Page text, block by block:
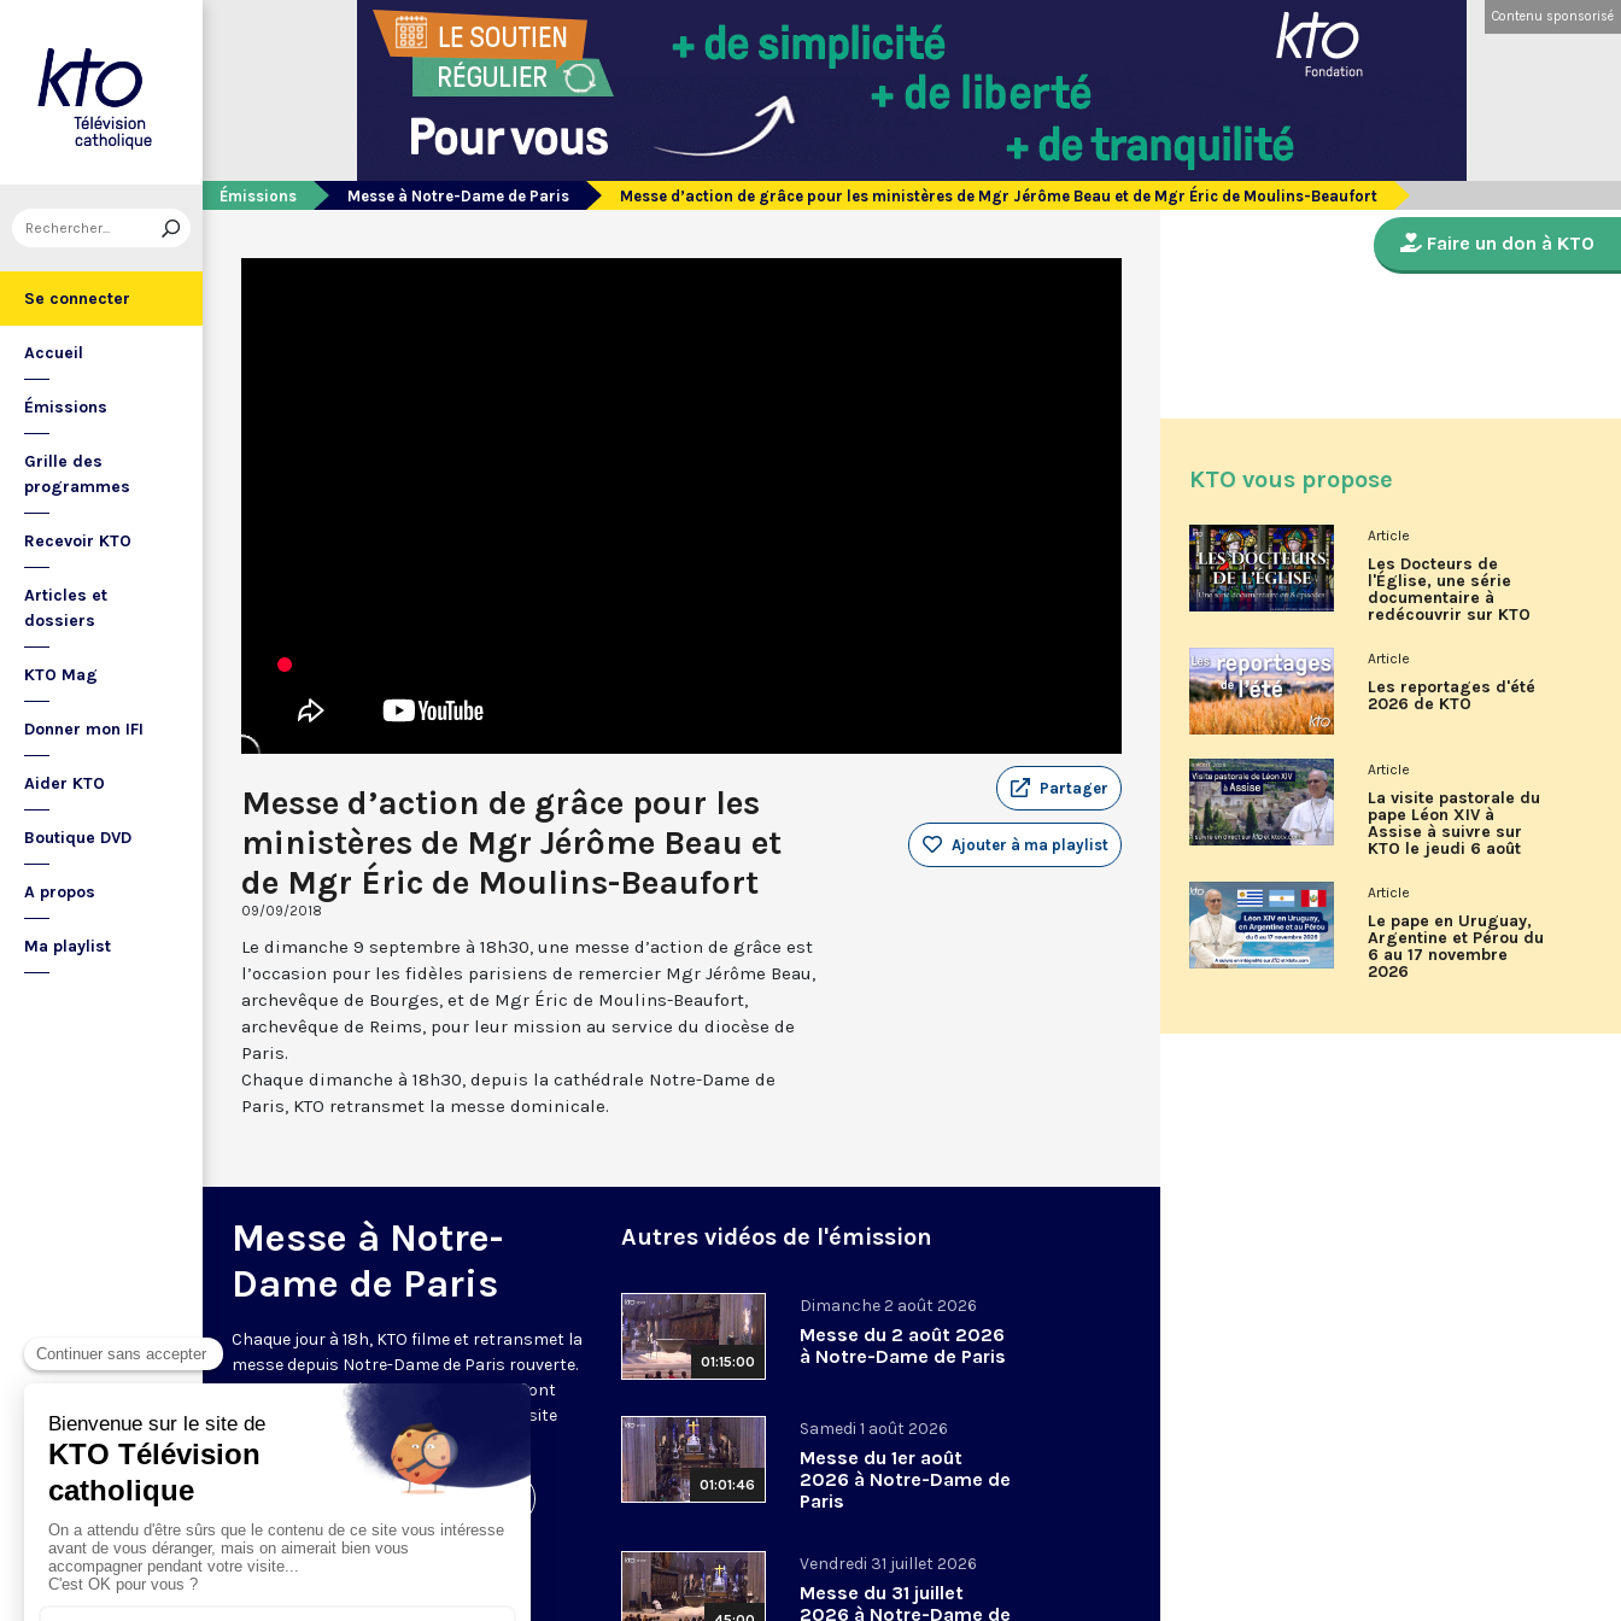
Se connecter
Accueil
Émissions
Grille des
programmes
Recevoir KTO
Articles et
dossiers
KTO Mag
Donner mon IFI
Aider KTO
Boutique DVD
A propos
Ma playlist
Contenu sponsorisé
Émissions Messe à Notre-Dame de Paris Messe d’action de grâce pour les ministères de Mgr Jérôme Beau et de Mgr Éric de Moulins-Beaufort
Messe d’action de grâce pour les
ministères de Mgr Jérôme Beau et
de Mgr Éric de Moulins-Beaufort
09/09/2018
Partager
Ajouter à ma playlist
Le dimanche 9 septembre à 18h30, une messe d’action de grâce est
l’occasion pour les fidèles parisiens de remercier Mgr Jérôme Beau,
archevêque de Bourges, et de Mgr Éric de Moulins-Beaufort,
archevêque de Reims, pour leur mission au service du diocèse de
Paris.
Chaque dimanche à 18h30, depuis la cathédrale Notre-Dame de
Paris, KTO retransmet la messe dominicale.
Messe à Notre-
Dame de Paris
Chaque jour à 18h, KTO filme et retransmet la
messe depuis Notre-Dame de Paris rouverte.
Les textes des Vêpres et de la messe sont
presque toujours ceux qu’indiquent le site
Visiter la page de l'émission
Autres vidéos de l'émission
01:15:00
Dimanche 2 août 2026
Messe du 2 août 2026
à Notre-Dame de Paris
01:01:46
Samedi 1 août 2026
Messe du 1er août
2026 à Notre-Dame de
Paris
Vendredi 31 juillet 2026
Messe du 31 juillet
2026 à Notre-Dame de
Faire un don à KTO
KTO vous propose
Article
Les Docteurs de
l'Église, une série
documentaire à
redécouvrir sur KTO
Article
Les reportages d'été
2026 de KTO
Article
La visite pastorale du
pape Léon XIV à
Assise à suivre sur
KTO le jeudi 6 août
Article
Le pape en Uruguay,
Argentine et Pérou du
6 au 17 novembre
2026